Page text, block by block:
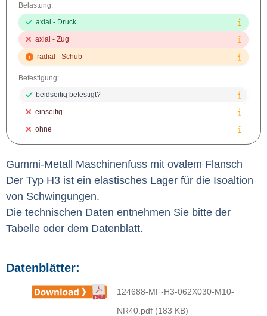
Belastung:
axial - Druck
axial - Zug
radial - Schub
Befestigung:
beidseitig befestigt?
einseitig
ohne
Gummi-Metall Maschinenfuss mit ovalem Flansch
Der Typ H3 ist ein elastisches Lager für die Isoaltion
von Schwingungen.
Die technischen Daten entnehmen Sie bitte der
Tabelle oder dem Datenblatt.
Datenblätter:
124688-MF-H3-062X030-M10-
NR40.pdf (183 KB)